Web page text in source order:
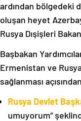
ardından bölgedeki
oluşan heyet
Rusya Dışişleri
Başbakan
Ermenistan ve
sağlanması
Rusya Devlet
umuyorum”